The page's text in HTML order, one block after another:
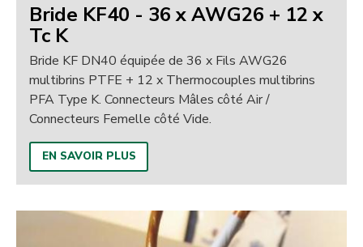
Bride KF40 - 36 x AWG26 + 12 x
Tc K
Bride KF DN40 équipée de 36 x Fils AWG26
multibrins PTFE + 12 x Thermocouples multibrins
PFA Type K. Connecteurs Mâles côté Air /
Connecteurs Femelle côté Vide.
EN SAVOIR PLUS